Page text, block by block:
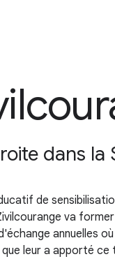
dans la
de
va
annuelles
leur a apporté ce